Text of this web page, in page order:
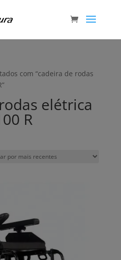
com “cadeira de rodas
elétrica
R